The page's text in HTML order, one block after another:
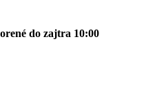
do zajtra 10:00